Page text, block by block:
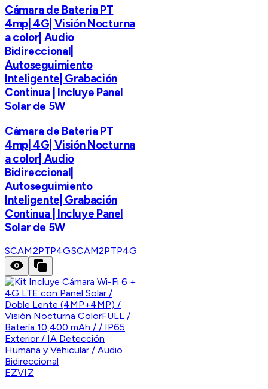
Cámara de Bateria PT
4mp| 4G| Visión Nocturna
a color| Audio
Bidireccional|
Autoseguimiento
Inteligente| Grabación
Continua | Incluye Panel
Solar de 5W
Cámara de Bateria PT
4mp| 4G| Visión Nocturna
a color| Audio
Bidireccional|
Autoseguimiento
Inteligente| Grabación
Continua | Incluye Panel
Solar de 5W
SCAM2PTP4GSCAM2PTP4G
EZVIZ